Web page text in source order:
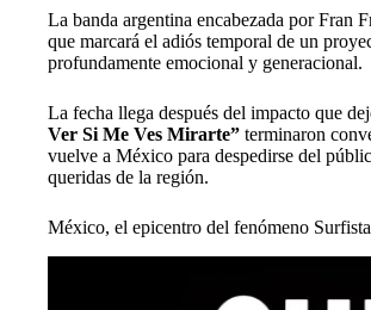
La banda argentina encabezada por Fran
que marcará el adiós temporal de un
profundamente emocional y generacional.
La fecha llega después del impacto que
Ver Si Me Ves Mirarte” terminaron
vuelve a México para despedirse del
queridas de la región.
México, el epicentro del fenómeno